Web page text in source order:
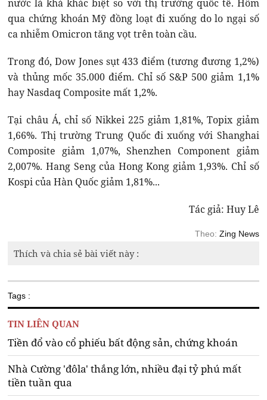
nước là khá khác biệt so với thị trường quốc tế. Hôm
qua chứng khoán Mỹ đồng loạt đi xuống do lo ngại số
ca nhiễm Omicron tăng vọt trên toàn cầu.
Trong đó, Dow Jones sụt 433 điểm (tương đương 1,2%)
và thủng mốc 35.000 điểm. Chỉ số S&P 500 giảm 1,1%
hay Nasdaq Composite mất 1,2%.
Tại châu Á, chỉ số Nikkei 225 giảm 1,81%, Topix giảm
1,66%. Thị trường Trung Quốc đi xuống với Shanghai
Composite giảm 1,07%, Shenzhen Component giảm
2,007%. Hang Seng của Hong Kong giảm 1,93%. Chỉ số
Kospi của Hàn Quốc giảm 1,81%...
Tác giả: Huy Lê
Theo: Zing News
Thích và chia sẻ bài viết này :
Tags :
TIN LIÊN QUAN
Tiền đổ vào cổ phiếu bất động sản, chứng khoán
Nhà Cường 'đôla' thắng lớn, nhiều đại tỷ phú mất
tiền tuần qua